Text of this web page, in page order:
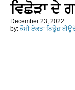
ਵਿਛੋੜਾ ਦੇ
December 23, 2022
by: ਕੌਮੀ ਏਕਤਾ ਨਿਊਜ਼